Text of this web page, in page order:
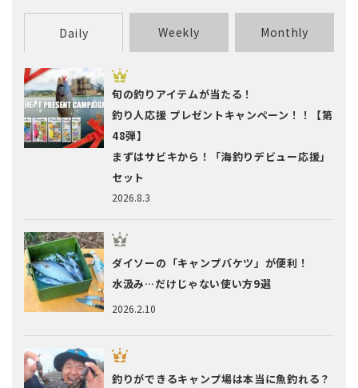
Daily Weekly Monthly
2026.8.3
旬の釣りアイテムが当たる！
釣り人応援 プレゼントキャンペーン！！【第
48弾】
まずはサビキから！「海釣りデビュー応援」
セット
2026.2.10
ダイソーの「キャンプバケツ」が便利！
水汲み…だけじゃない使い方9選
釣りができるキャンプ場は本当に魚釣れる？